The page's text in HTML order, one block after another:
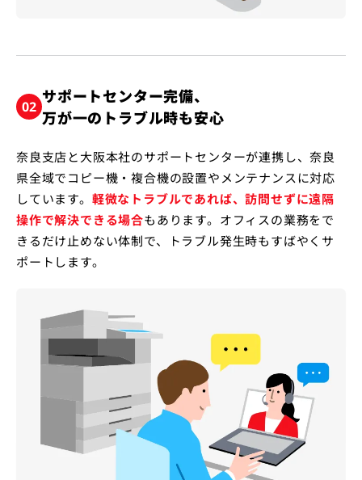
02
サポートセンター完備、
万が一のトラブル時も安心
奈良支店と大阪本社のサポートセンターが連携し、奈良
県全域でコピー機・複合機の設置やメンテナンスに対応
しています。 軽微なトラブルであれば、訪問せずに遠隔
操作で解決できる場合もあります。オフィスの業務をで
きるだけ止めない体制で、トラブル発生時もすばやくサ
ポートします。